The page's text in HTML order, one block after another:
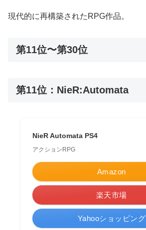
現代的に再構築されたRPG作品。
第11位〜第30位
第11位：NieR:Automata
NieR Automata PS4
アクションRPG
Amazon
楽天市場
Yahooショッピング